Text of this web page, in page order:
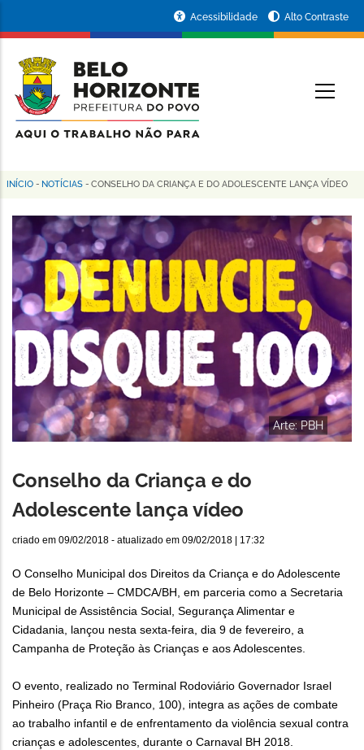
conteúdo
principal
da
Prefeitura
de
Horizonte
Acessibilidade Alto Contraste
Trilha
de
navegação
INÍCIO - NOTÍCIAS - CONSELHO DA CRIANÇA E DO ADOLESCENTE LANÇA VÍDEO
Arte: PBH
Conselho da Criança e do
Adolescente lança vídeo
criado em 09/02/2018 - atualizado em 09/02/2018 | 17:32
O Conselho Municipal dos Direitos da Criança e do Adolescente
de Belo Horizonte – CMDCA/BH, em parceria como a Secretaria
Municipal de Assistência Social, Segurança Alimentar e
Cidadania, lançou nesta sexta-feira, dia 9 de fevereiro, a
Campanha de Proteção às Crianças e aos Adolescentes.
O evento, realizado no Terminal Rodoviário Governador Israel
Pinheiro (Praça Rio Branco, 100), integra as ações de combate
ao trabalho infantil e de enfrentamento da violência sexual contra
crianças e adolescentes, durante o Carnaval BH 2018.